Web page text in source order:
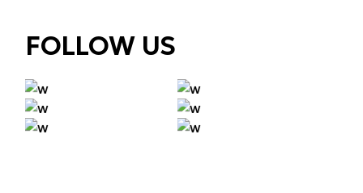
FOLLOW US